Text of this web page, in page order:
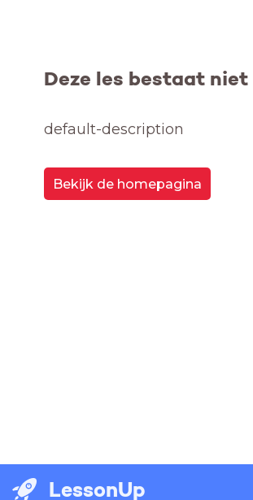
Deze les bestaat niet
default-description
Bekijk de homepagina
LessonUp